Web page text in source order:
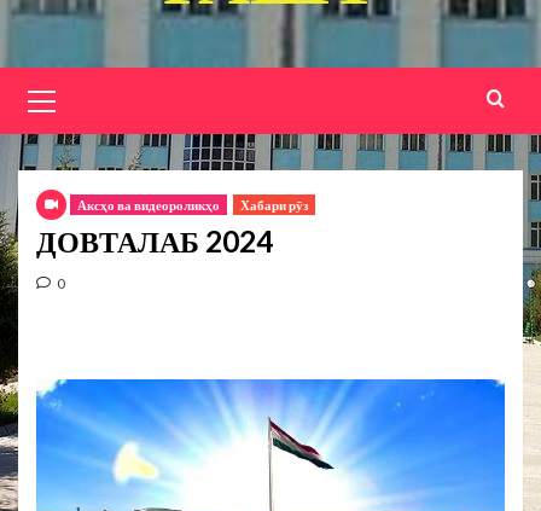
меню
Аксҳо ва видеороликҳо Хабари рӯз
ДОВТАЛАБ 2024
0
Видеоплеер